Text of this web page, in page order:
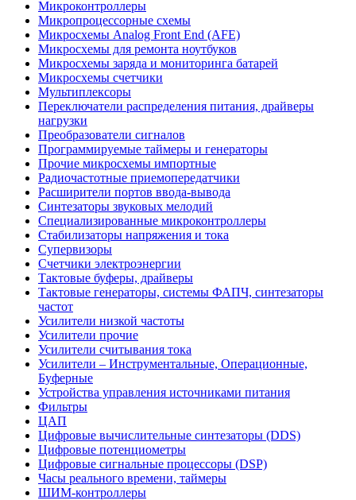
Микроконтроллеры
Микропроцессорные схемы
Микросхемы Analog Front End (AFE)
Микросхемы для ремонта ноутбуков
Микросхемы заряда и мониторинга батарей
Микросхемы счетчики
Мультиплексоры
Переключатели распределения питания, драйверы
нагрузки
Преобразователи сигналов
Программируемые таймеры и генераторы
Прочие микросхемы импортные
Радиочастотные приемопередатчики
Расширители портов ввода-вывода
Синтезаторы звуковых мелодий
Специализированные микроконтроллеры
Стабилизаторы напряжения и тока
Супервизоры
Счетчики электроэнергии
Тактовые буферы, драйверы
Тактовые генераторы, системы ФАПЧ, синтезаторы
частот
Усилители низкой частоты
Усилители прочие
Усилители считывания тока
Усилители – Инструментальные, Операционные,
Буферные
Устройства управления источниками питания
Фильтры
ЦАП
Цифровые вычислительные синтезаторы (DDS)
Цифровые потенциометры
Цифровые сигнальные процессоры (DSP)
Часы реального времени, таймеры
ШИМ-контроллеры